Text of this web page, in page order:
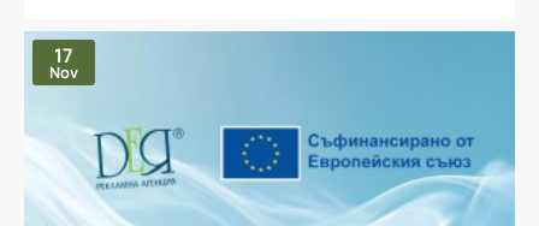
17
Nov